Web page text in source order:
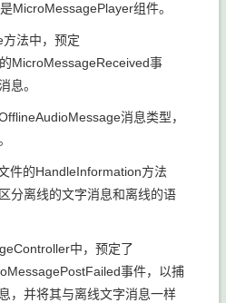
MicroMessagePlayer组件。
法中，预定
MicroMessageReceived事
息。
消息类型，
件的HandleInformation方法
分离线的文字消息和离线的语
中，预定了
事件，以捕
，并将其与离线文字消息一样